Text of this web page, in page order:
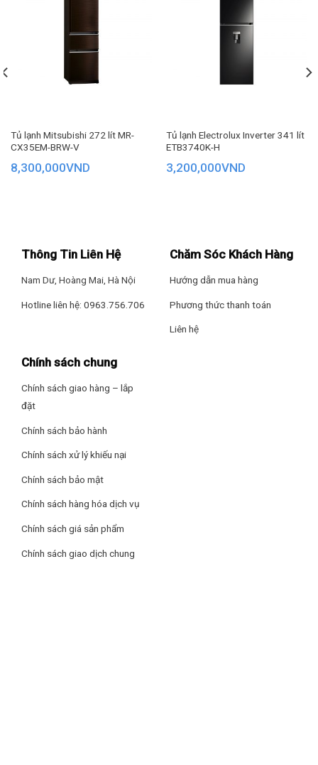
Công nghệ Inverter vận hành ổn định, êm ái
Tuy có dung tích lớn nhưng chiếc tủ lạnh Hitachi này lại vô
tích hợp thêm vào tủ lạnh giúp tủ vừa vận hành êm ái, không
ồn, bền bỉ theo thời gian và tiết kiệm năng lượng cho bạn.
Tủ lạnh Mitsubishi 272 lít MR-
CX35EM-BRW-V
8,300,000VND
Tủ lạnh Electrolux Inverter 341 lít
ETB3740K-H
3,200,000VND
Thông Tin Liên Hệ
Nam Dư, Hoàng Mai, Hà Nội
Hotline liên hệ: 0963.756.706
Chăm Sóc Khách Hàng
Hướng dẫn mua hàng
Phương thức thanh toán
Liên hệ
Chính sách chung
Chính sách giao hàng – lắp
đặt
Chính sách bảo hành
Chính sách xử lý khiếu nại
Chính sách bảo mật
Chính sách hàng hóa dịch vụ
Chính sách giá sản phẩm
Chính sách giao dịch chung